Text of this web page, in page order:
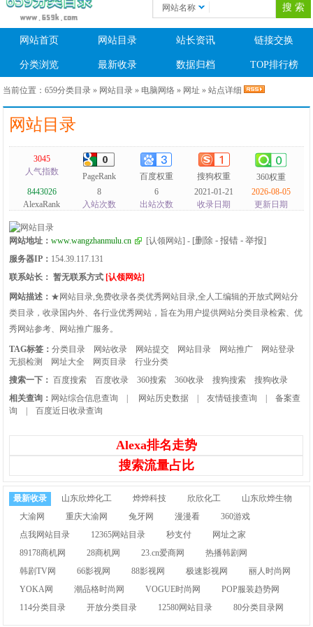
网站名称
网站首页 网站目录 站长资讯 链接交换
分类浏览 最新收录 数据归档 TOP排行榜
当前位置：659分类目录 » 网站目录 » 电脑网络 » 网址 » 站点详细
网站目录
3045
人气指数
PageRank 百度权重 搜狗权重
360权重
8443026
AlexaRank
8
入站次数
6
出站次数
2021-01-21
收录日期
2026-08-05
更新日期
网站地址：www.wangzhanmulu.cn [认领网站] - [删除 - 报错 - 举报]
服务器IP： 154.39.117.131
联系站长： 暂无联系方式 [认领网站]
网站描述： ★网站目录,免费收录各类优秀网站目录,全人工编辑的开放式网站分
类目录，收录国内外、各行业优秀网站，旨在为用户提供网站分类目录检索、优
秀网站参考、网站推广服务。
TAG标签：分类目录 网站收录 网站提交 网站目录 网站推广
网站登录
无损检测
网址大全 网页目录
行业分类
搜索一下： 百度搜索 百度收录 360搜索 360收录 搜狗搜索
搜狗收录
相关查询： 网站综合信息查询 网站历史数据 |友情链接查询 |备案查
询
|百度近日收录查询
Alexa排名走势
搜索流量占比
最新收录 山东欣烨化工 烨烨科技 欣欣化工
山东欣烨生物
大渝网
重庆大渝网 兔牙网 漫漫看
360游戏
点我网站目录
12365网站目录 秒支付
网址之家
89178商机网
28商机网 23.cn爱商网
热播韩剧网
韩剧TV网
66影视网 88影视网 极速影视网
丽人时尚网
YOKA网
潮品格时尚网 VOGUE时尚网
POP服装趋势网
114分类目录
开放分类目录 12580网站目录 80分类目录网